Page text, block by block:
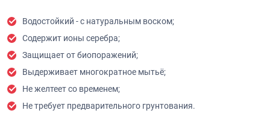
Водостойкий - с натуральным воском;
Содержит ионы серебра;
Защищает от биопоражений;
Выдерживает многократное мытьё;
Не желтеет со временем;
Не требует предварительного грунтования.